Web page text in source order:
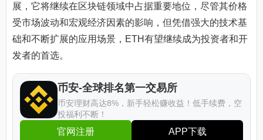
展，它将继续在区块链领域中占据重要地位，尽管其价格
受市场波动和宏观经济因素的影响，但凭借强大的技术基
础和不断扩展的应用场景，ETH有望继续成为投资者和开
发者的首选。
币安-全球排名第一交易所
币安理财高达8%，新手轻松赚收益！低手续费，空
投福利不断！
官网注册 APP下载